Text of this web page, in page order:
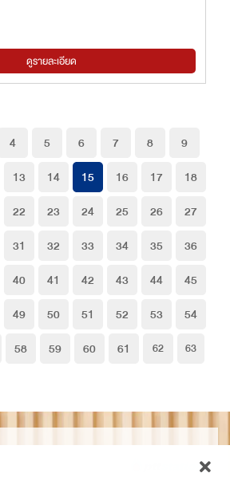
ดูรายละเอียด
4 5 6 7 8
9
13 14 15 16 17
18
22 23 24 25 26
27
31 32 33 34 35
36
40 41 42 43 44
45
49 50 51 52 53
54
58 59 60 61 62 63